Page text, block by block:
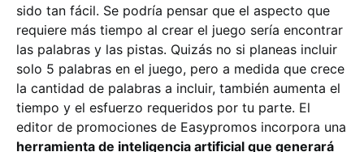
sido tan fácil. Se podría pensar que el aspecto que
requiere más tiempo al crear el juego sería encontrar
las palabras y las pistas. Quizás no si planeas incluir
solo 5 palabras en el juego, pero a medida que crece
la cantidad de palabras a incluir, también aumenta el
tiempo y el esfuerzo requeridos por tu parte. El
editor de promociones de Easypromos incorpora una
herramienta de inteligencia artificial que generará